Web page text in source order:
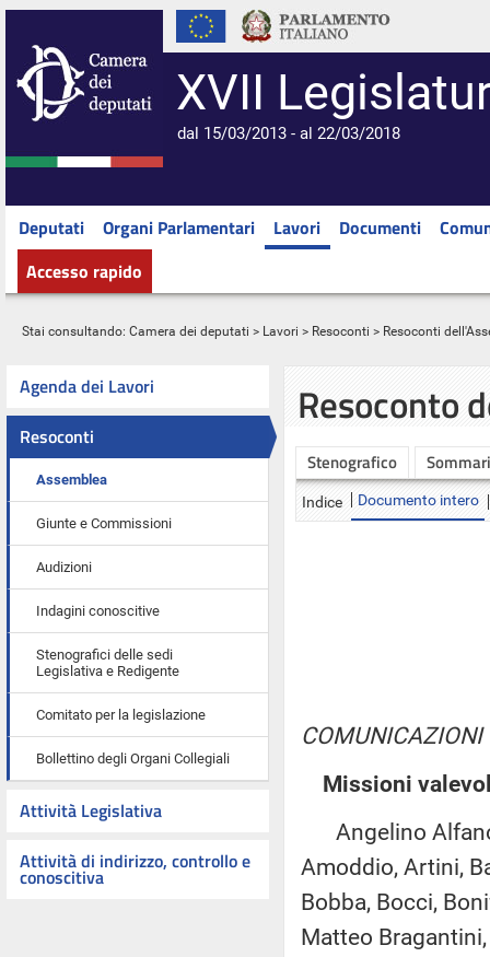
XVII
dal 15/03/2013 - al 22/03/2018
Deputati Organi Parlamentari Lavori Documenti
Accesso rapido
Stai consultando: Camera dei deputati > Lavori > Resoconti > Resoconti
Agenda dei Lavori
Resoconti
Assemblea
Giunte e Commissioni
Audizioni
Indagini conoscitive
Stenografici delle sedi
Legislativa e Redigente
Comitato per la legislazione
Bollettino degli Organi Collegiali
Attività Legislativa
Attività di indirizzo, controllo e
conoscitiva
Resoconto
Stenografico
Indice Documento intero
COMUNICAZIONI
Missioni
Angelino
Amoddio, Artini,
Bobba, Bocci,
Matteo